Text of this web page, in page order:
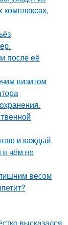
комплексах,
после её
визитом
и каждый
в чём не
весом